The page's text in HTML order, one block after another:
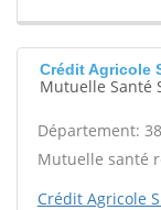
Crédit Agricole
Mutuelle Santé
Département: 38
Mutuelle santé
Crédit Agricole